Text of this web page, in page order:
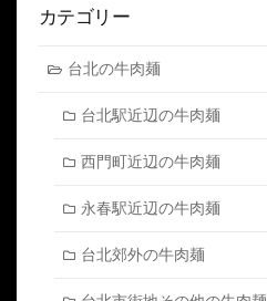
カテゴリー
台北の牛肉麺
台北駅近辺の牛肉麺
西門町近辺の牛肉麺
永春駅近辺の牛肉麺
台北郊外の牛肉麺